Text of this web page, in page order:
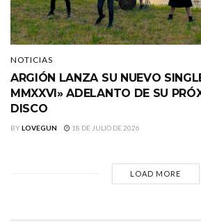
NOTICIAS
ARGIÓN LANZA SU NUEVO
MMXXVI» ADELANTO DE SU
DISCO
BYLOVEGUN 18 DE JULIO DE 2026
LOAD MORE